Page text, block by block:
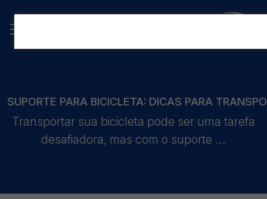
SUPORTE PARA BICICLETA: DICAS PARA
Transportar sua bicicleta pode ser uma tarefa
desafiadora, mas com o suporte ...